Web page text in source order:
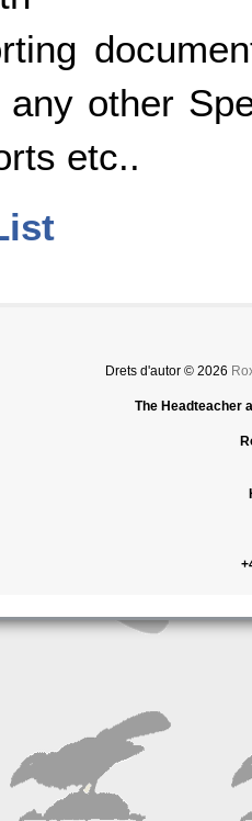
other
etc..
Drets d'autor © 2026
The Headteacher